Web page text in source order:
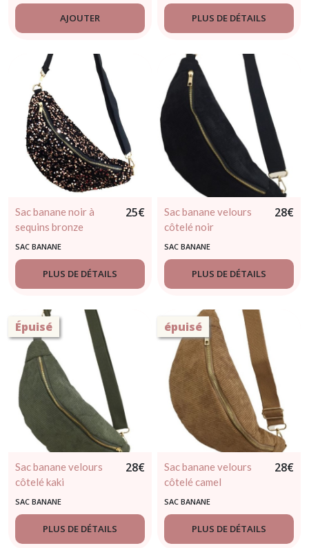
AJOUTER PLUS DE DÉTAILS
Sac banane noir à
sequins bronze
25€
SAC BANANE
PLUS DE DÉTAILS
Sac banane velours
côtelé noir
28€
SAC BANANE
PLUS DE DÉTAILS
Épuisé
Sac banane velours
côtelé kaki
28€
SAC BANANE
PLUS DE DÉTAILS
épuisé
Sac banane velours
côtelé camel
28€
SAC BANANE
PLUS DE DÉTAILS